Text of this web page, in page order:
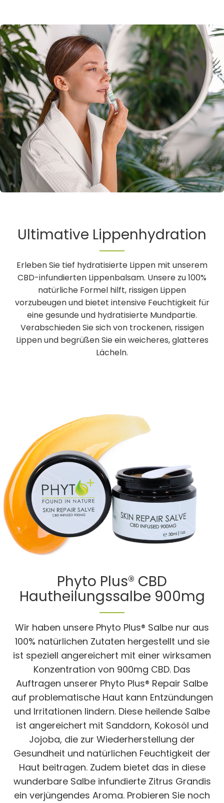
Ultimative Lippenhydration
Erleben Sie tief hydratisierte Lippen mit unserem
CBD-infundierten Lippenbalsam. Unsere zu 100%
natürliche Formel hilft, rissigen Lippen
vorzubeugen und bietet intensive Feuchtigkeit für
eine gesunde und hydratisierte Mundpartie.
Verabschieden Sie sich von trockenen, rissigen
Lippen und begrüßen Sie ein weicheres, glatteres
Lächeln.
Phyto Plus® CBD
Hautheilungssalbe 900mg
Wir haben unsere Phyto Plus® Salbe nur aus
100% natürlichen Zutaten hergestellt und sie
ist speziell angereichert mit einer wirksamen
Konzentration von 900mg CBD. Das
Auftragen unserer Phyto Plus® Repair Salbe
auf problematische Haut kann Entzündungen
und Irritationen lindern. Diese heilende Salbe
ist angereichert mit Sanddorn, Kokosöl und
Jojoba, die zur Wiederherstellung der
Gesundheit und natürlichen Feuchtigkeit der
Haut beitragen. Zudem bietet das in diese
wunderbare Salbe infundierte Zitrus Grandis
ein verjüngendes Aroma. Probieren Sie noch